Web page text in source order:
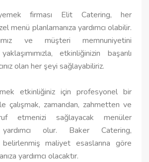
firması Elit Catering, her
menü planlamanıza yardımcı olabilir.
ve müşteri memnuniyetini
etkinliğinizin başarılı
olan her şeyi sağlayabiliriz.
etkinliğiniz için profesyonel bir
çalışmak, zamandan, zahmetten ve
etmenizi sağlayacak menüler
yardımcı olur. Baker Catering,
maliyet esaslarına göre
yardımcı olacaktır.